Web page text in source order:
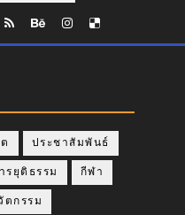
ประชาสัมพันธ์
รยุติธรรม กีฬา
ตกรรม